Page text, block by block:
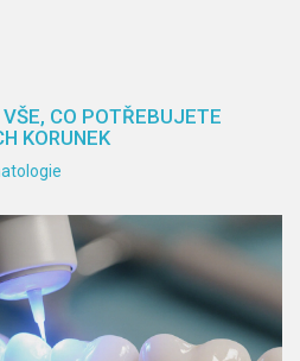
CO POTŘEBUJETE
KORUNEK